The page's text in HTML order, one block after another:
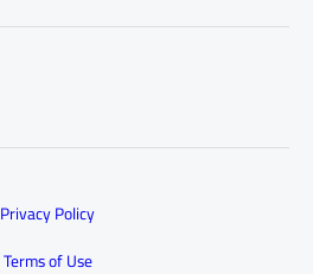
Privacy Policy
Terms of Use